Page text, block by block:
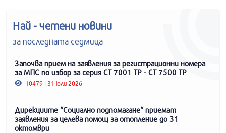
Най - четени новини
за последната седмица
Започва прием на заявления за регистрационни номера
за МПС по избор за серия СТ 7001 ТР - СТ 7500 ТР
10479 | 31 юли 2026
Дирекциите “Социално подпомагане“ приемат
заявления за целева помощ за отопление до 31
октомври